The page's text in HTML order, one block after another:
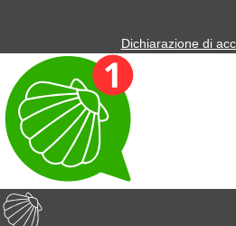
Dichiarazione di